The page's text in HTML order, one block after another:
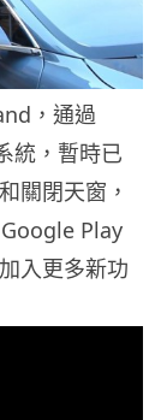
，通過
統，暫時已
關閉天窗，
Play
入更多新功